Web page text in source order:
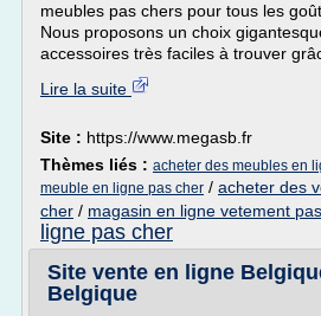
meubles pas chers pour tous les
Nous proposons un choix
accessoires très faciles à trouver
Lire la suite
Site : https://www.megasb.fr
Thèmes liés : acheter des meubles en
meuble en ligne pas cher / acheter des
cher / magasin en ligne vetement
ligne pas cher
Site vente en ligne
Belgique